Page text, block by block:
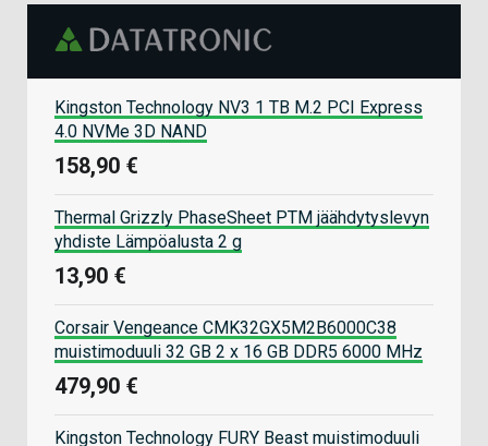
Kingston Technology NV3 1 TB M.2 PCI Express
4.0 NVMe 3D NAND
158,90 €
Thermal Grizzly PhaseSheet PTM jäähdytyslevyn
yhdiste Lämpöalusta 2 g
13,90 €
Corsair Vengeance CMK32GX5M2B6000C38
muistimoduuli 32 GB 2 x 16 GB DDR5 6000 MHz
479,90 €
Kingston Technology FURY Beast muistimoduuli